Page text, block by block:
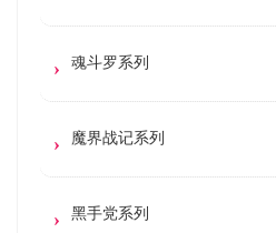
魂斗罗系列
魔界战记系列
黑手党系列